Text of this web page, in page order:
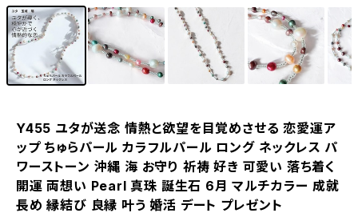
Y455 ユタが送念 情熱と欲望を目覚めさせる 恋愛運ア
ップ ちゅらパール カラフルパール ロング ネックレス パ
ワーストーン 沖縄 海 お守り 祈祷 好き 可愛い 落ち着く
開運 両想い Pearl 真珠 誕生石 6月 マルチカラー 成就
長め 縁結び 良縁 叶う 婚活 デート プレゼント